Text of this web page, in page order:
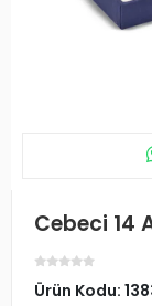
Cebeci 14
Ürün Kodu: